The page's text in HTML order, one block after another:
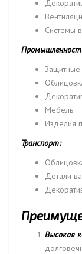
Системы
Мебель
Изделия
Транспорт:
Детали
Высокая